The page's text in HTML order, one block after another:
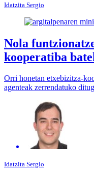
Idatzita Sergio
Nola
kooperatiba
Orri honetan etxebizitza-
agenteak zerrendatuko
Idatzita Sergio